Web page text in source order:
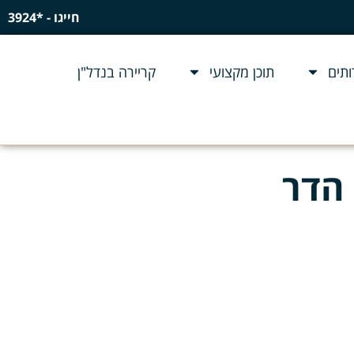
חייגו - *3924
תוכן מקצועי קריירה בנדל"ן
הדר